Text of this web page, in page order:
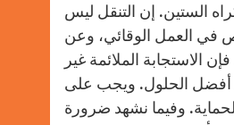
الستين. إن التنقل ليس
في العمل الوقائي، وعن
الاستجابة الملائمة غير
أفضل الحلول. ويجب على
وفيما نشهد ضرورة